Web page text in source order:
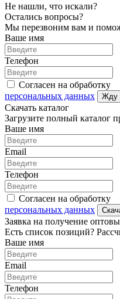
Не нашли, что искали?
Остались вопросы?
Мы перезвоним вам и
Ваше имя
Телефон
Согласен на обработку
персональных данных
Жду
Скачать каталог
Загрузите полный каталог
Ваше имя
Email
Телефон
Согласен на обработку
персональных данных
Заявка на получение
Есть список позиций?
Ваше имя
Email
Телефон